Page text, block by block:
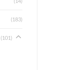
(183)
(101)